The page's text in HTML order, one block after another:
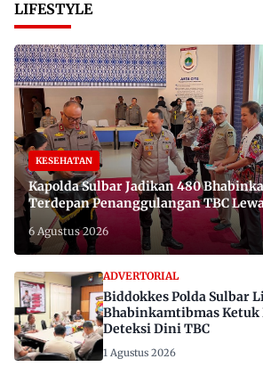
LIFESTYLE
KESEHATAN
Kapolda Sulbar Jadikan 480
Terdepan Penanggulangan TBC
di 650 Desa
6 Agustus 2026
ADVERTORIAL
Biddokkes Polda Sulbar
Bhabinkamtibmas
Deteksi Dini TBC
1 Agustus 2026